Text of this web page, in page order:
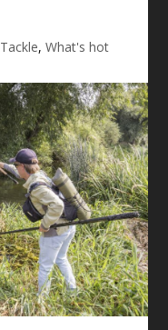
Tackle, What's hot